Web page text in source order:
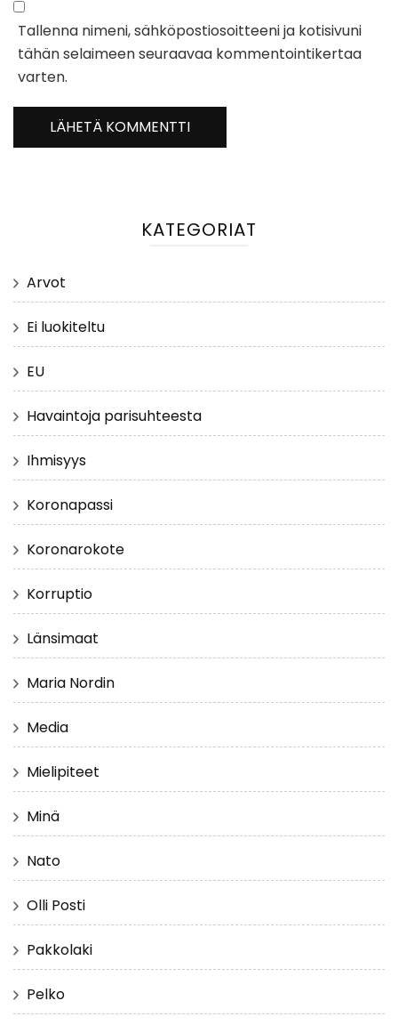
Tallenna nimeni, sähköpostiosoitteeni ja kotisivuni
tähän selaimeen seuraavaa kommentointikertaa
varten.
KATEGORIAT
Arvot
Ei luokiteltu
EU
Havaintoja parisuhteesta
Ihmisyys
Koronapassi
Koronarokote
Korruptio
Länsimaat
Maria Nordin
Media
Mielipiteet
Minä
Nato
Olli Posti
Pakkolaki
Pelko